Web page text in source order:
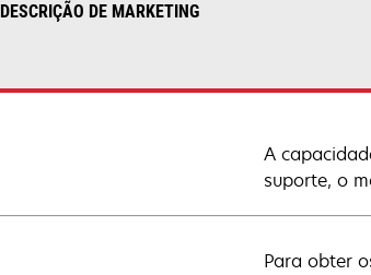
DESCRIÇÃO DE MARKETING
A
suporte, o
Para obter